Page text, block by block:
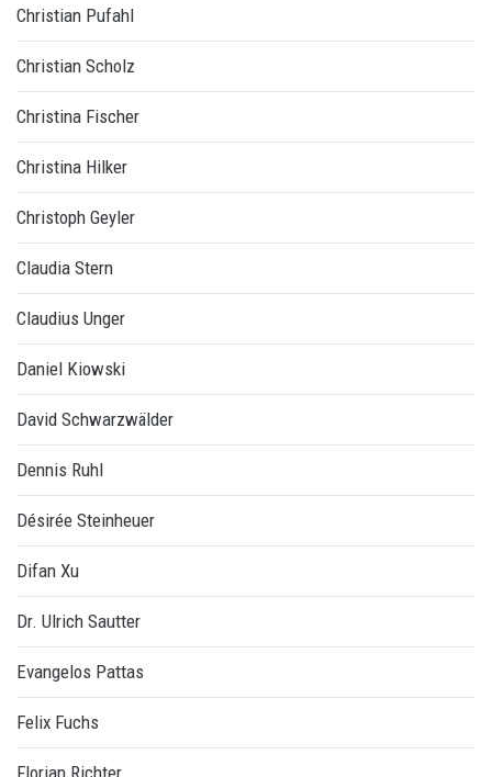
Christian Pufahl
Christian Scholz
Christina Fischer
Christina Hilker
Christoph Geyler
Claudia Stern
Claudius Unger
Daniel Kiowski
David Schwarzwälder
Dennis Ruhl
Désirée Steinheuer
Difan Xu
Dr. Ulrich Sautter
Evangelos Pattas
Felix Fuchs